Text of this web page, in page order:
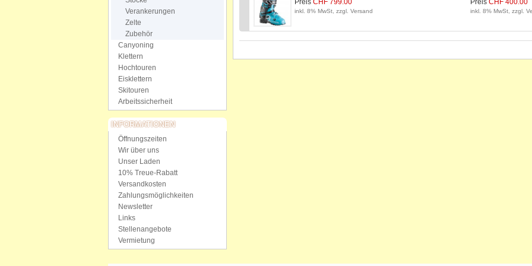
Preis CHF 799.00
inkl. 8% MwSt, zzgl. Versand
Preis CHF 400.00
inkl. 8% MwSt, zzgl.
Verankerungen
Zelte
Zubehör
Canyoning
Klettern
Hochtouren
Eisklettern
Skitouren
Arbeitssicherheit
INFORMATIONEN
Öffnungszeiten
Wir über uns
Unser Laden
10% Treue-Rabatt
Versandkosten
Zahlungsmöglichkeiten
Newsletter
Links
Stellenangebote
Vermietung